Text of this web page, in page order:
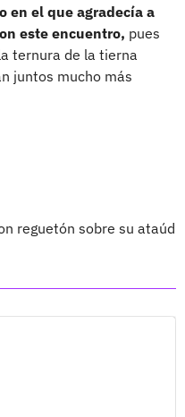
en el que agradecía a
este encuentro, pues
ternura de la tierna
juntos mucho más
reguetón sobre su ataúd